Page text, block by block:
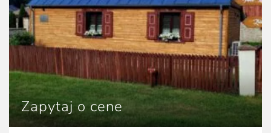
Zapytaj o cene